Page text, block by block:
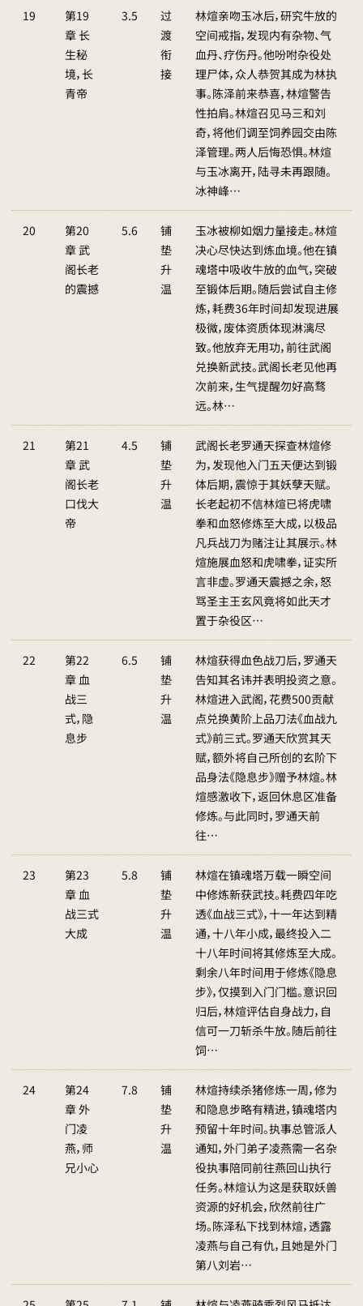
19
第19
章 长
生秘
境，长
青帝
3.5
过
渡
衔
接
林煊亲吻玉冰后，研究牛放的
空间戒指，发现内有杂物、气
血丹、疗伤丹。他吩咐杂役处
理尸体，众人恭贺其成为林执
事。陈泽前来恭喜，林煊警告
性拍肩。林煊召见马三和刘
奇，将他们调至饲养园交由陈
泽管理。两人后悔恐惧。林煊
与玉冰离开，陆寻未再跟随。
冰神峰…
20
第20
章 武
阁长老
的震撼
5.6
铺
垫
升
温
玉冰被柳如烟力量接走。林煊
决心尽快达到炼血境。他在镇
魂塔中吸收牛放的血气，突破
至锻体后期。随后尝试自主修
炼，耗费36年时间却发现进展
极微，废体资质体现淋漓尽
致。他放弃无用功，前往武阁
兑换新武技。武阁长老见他再
次前来，生气提醒勿好高骛
远。林…
21
第21
章 武
阁长老
口伐大
帝
4.5
铺
垫
升
温
武阁长老罗通天探查林煊修
为，发现他入门五天便达到锻
体后期，震惊于其妖孽天赋。
长老起初不信林煊已将虎啸
拳和血怒修炼至大成，以极品
凡兵战刀为赌注让其展示。林
煊施展血怒和虎啸拳，证实所
言非虚。罗通天震撼之余，怒
骂圣主王玄风竟将如此天才
置于杂役区…
22
第22
章 血
战三
式，隐
息步
6.5
铺
垫
升
温
林煊获得血色战刀后，罗通天
告知其名讳并表明投资之意。
林煊进入武阁，花费500贡献
点兑换黄阶上品刀法《血战九
式》前三式。罗通天欣赏其天
赋，额外将自己所创的玄阶下
品身法《隐息步》赠予林煊。林
煊感激收下，返回休息区准备
修炼。与此同时，罗通天前
往…
23
第23
章 血
战三式
大成
5.8
铺
垫
升
温
林煊在镇魂塔万载一瞬空间
中修炼新获武技。耗费四年吃
透《血战三式》，十一年达到精
通，十八年小成，最终投入二
十八年时间将其修炼至大成。
剩余八年时间用于修炼《隐息
步》，仅摸到入门门槛。意识回
归后，林煊评估自身战力，自
信可一刀斩杀牛放。随后前往
饲…
24
第24
章 外
门凌
燕，师
兄小心
7.8
铺
垫
升
温
林煊持续杀猪修炼一周，修为
和隐息步略有精进，镇魂塔内
预留十年时间。执事总管派人
通知，外门弟子凌燕需一名杂
役执事陪同前往燕回山执行
任务。林煊认为这是获取妖兽
资源的好机会，欣然前往广
场。陈泽私下找到林煊，透露
凌燕与自己有仇，且她是外门
第八刘岩…